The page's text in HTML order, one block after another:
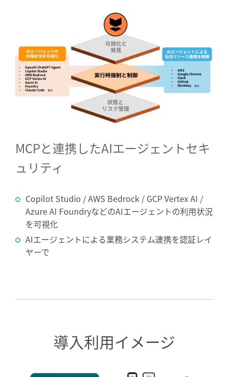
MCPと連携したAIエージェントセキ
ュリティ
Copilot Studio / AWS Bedrock / GCP Vertex AI /
Azure AI FoundryなどのAIエージェントの利用状況
を可視化
AIエージェントによる業務システム連携を認証レイ
ヤーで
導入利用イメージ